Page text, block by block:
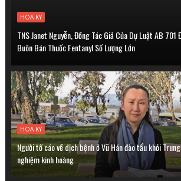
HOA-KY
TNS Janet Nguyễn, Đồng Tác Giả Của Dự Luật AB 701
Buôn Bán Thuốc Fentanyl Số Lượng Lớn
HOA-KY
Người tố cáo về dịch bệnh ở Vũ Hán đào tẩu khỏi
nghiệm kinh hoàng